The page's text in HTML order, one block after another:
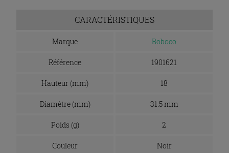
CARACTÉRISTIQUES
Marque Boboco
Référence 1901621
Hauteur (mm) 18
Diamètre (mm) 31.5 mm
Poids (g) 2
Couleur Noir